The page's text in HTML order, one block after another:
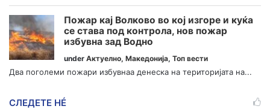
Пожар кај Волково во кој изгоре и куќа
се става под контрола, нов пожар
избувна зад Водно
under Актуелно, Македонија, Топ вести
Два поголеми пожари избувнаа денеска на територијата на...
СЛЕДЕТЕ НÉ